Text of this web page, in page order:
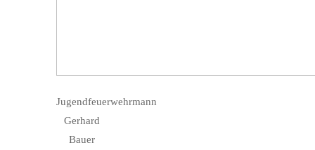
Jugendfeuerwehrmann
Gerhard
Bauer